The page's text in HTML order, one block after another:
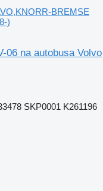
BREMSE
)
06 na autobusa Volvo
SKP0001 K261196